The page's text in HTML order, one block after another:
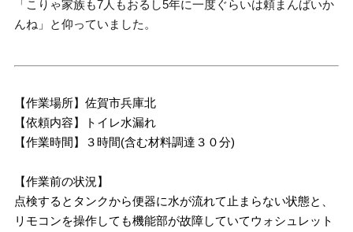
「こりゃ家族も7人もおるし5年に一度ぐらいは頼まんばいか
んね」と仰っていました。
【作業場所】佐賀市兵庫北
【依頼内容】トイレ水漏れ
【作業時間】３時間(含む材料調達３０分)
【作業前の状況】
点検するとタンクから便器に水が流れて止まらない状態と、
リモコンを操作しても機能部が故障していてウォシュレット